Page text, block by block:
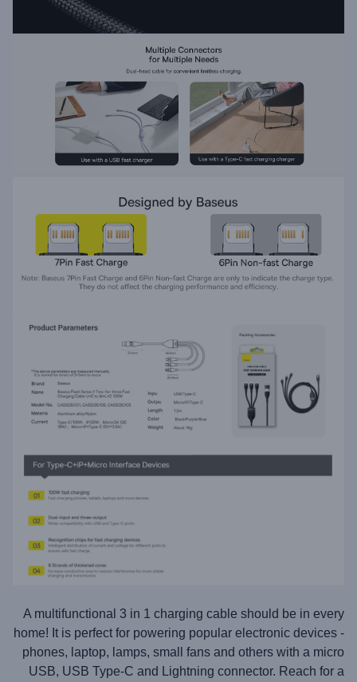
A multifunctional 3 in 1 charging cable should be in every
home! It is perfect for powering popular electronic devices -
phones, laptop, lamps, small fans and others with a micro
USB, USB Type-C and Lightning connector. Reach for a